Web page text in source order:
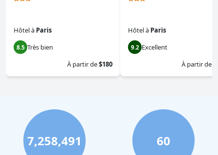
Hôtelà Paris
8.5 Très bien
À partir de$180
Hôtelà Paris
9.2 Excellent
À partir de
7,258,491 60